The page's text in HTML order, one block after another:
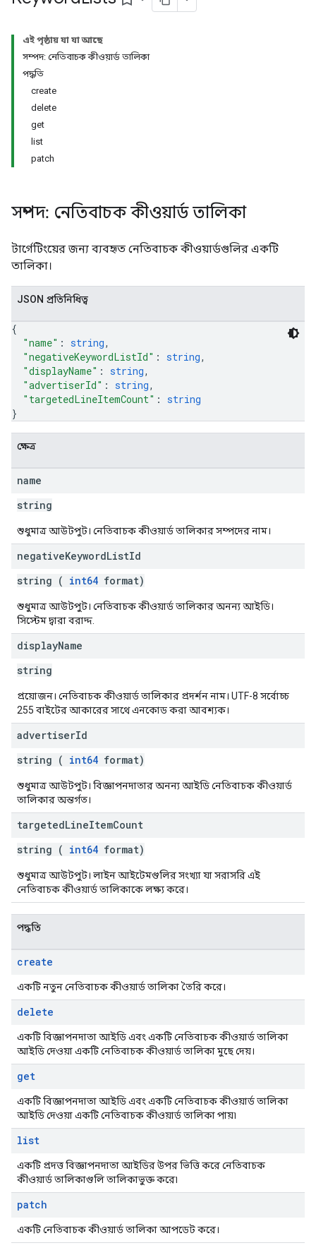
এই পৃষ্ঠায় যা যা আছে
সম্পদ: নেতিবাচক কীওয়ার্ড তালিকা
পদ্ধতি
create
delete
get
list
patch
সম্পদ: নেতিবাচক কীওয়ার্ড তালিকা
টার্গেটিংয়ের জন্য ব্যবহৃত নেতিবাচক কীওয়ার্ডগুলির একটি
তালিকা।
JSON প্রতিনিধিত্ব
{
"name" : string,
"negativeKeywordListId" : string,
"displayName" : string,
"advertiserId" : string,
"targetedLineItemCount" : string
}
ক্ষেত্র
name
string
শুধুমাত্র আউটপুট। নেতিবাচক কীওয়ার্ড তালিকার সম্পদের নাম।
negativeKeywordListId
string ( int64 format)
শুধুমাত্র আউটপুট। নেতিবাচক কীওয়ার্ড তালিকার অনন্য আইডি।
সিস্টেম দ্বারা বরাদ্দ.
displayName
string
প্রয়োজন। নেতিবাচক কীওয়ার্ড তালিকার প্রদর্শন নাম। UTF-8 সর্বোচ্চ
255 বাইটের আকারের সাথে এনকোড করা আবশ্যক।
advertiserId
string ( int64 format)
শুধুমাত্র আউটপুট। বিজ্ঞাপনদাতার অনন্য আইডি নেতিবাচক কীওয়ার্ড
তালিকার অন্তর্গত।
targetedLineItemCount
string ( int64 format)
শুধুমাত্র আউটপুট। লাইন আইটেমগুলির সংখ্যা যা সরাসরি এই
নেতিবাচক কীওয়ার্ড তালিকাকে লক্ষ্য করে।
পদ্ধতি
create
একটি নতুন নেতিবাচক কীওয়ার্ড তালিকা তৈরি করে।
delete
একটি বিজ্ঞাপনদাতা আইডি এবং একটি নেতিবাচক কীওয়ার্ড তালিকা
আইডি দেওয়া একটি নেতিবাচক কীওয়ার্ড তালিকা মুছে দেয়।
get
একটি বিজ্ঞাপনদাতা আইডি এবং একটি নেতিবাচক কীওয়ার্ড তালিকা
আইডি দেওয়া একটি নেতিবাচক কীওয়ার্ড তালিকা পায়৷
list
একটি প্রদত্ত বিজ্ঞাপনদাতা আইডির উপর ভিত্তি করে নেতিবাচক
কীওয়ার্ড তালিকাগুলি তালিকাভুক্ত করে৷
patch
একটি নেতিবাচক কীওয়ার্ড তালিকা আপডেট করে।